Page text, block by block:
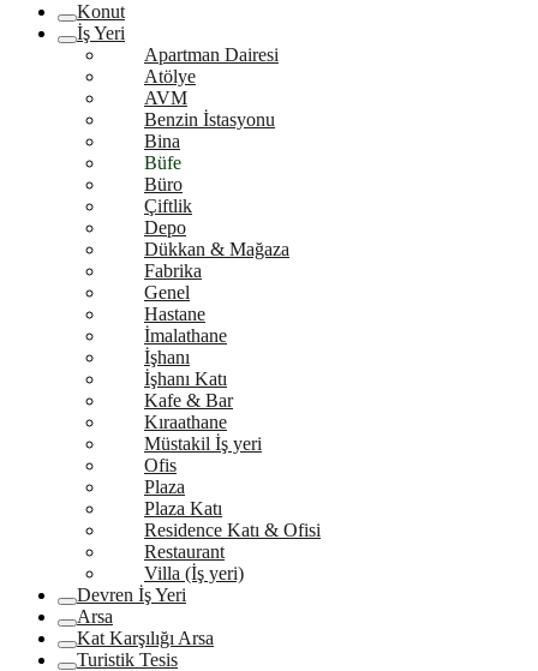
Konut
İş Yeri
Apartman Dairesi
Atölye
AVM
Benzin İstasyonu
Bina
Büfe
Büro
Çiftlik
Depo
Dükkan & Mağaza
Fabrika
Genel
Hastane
İmalathane
İşhanı
İşhanı Katı
Kafe & Bar
Kıraathane
Müstakil İş yeri
Ofis
Plaza
Plaza Katı
Residence Katı & Ofisi
Restaurant
Villa (İş yeri)
Devren İş Yeri
Arsa
Kat Karşılığı Arsa
Turistik Tesis